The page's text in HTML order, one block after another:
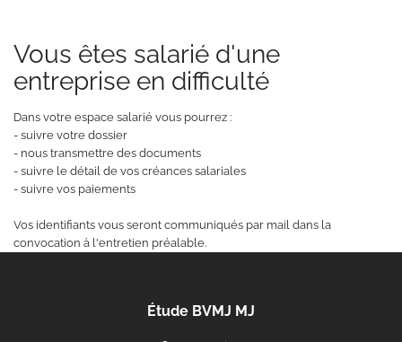
Vous êtes salarié d'une
entreprise en difficulté
Dans votre espace salarié vous pourrez :
- suivre votre dossier
- nous transmettre des documents
- suivre le détail de vos créances salariales
- suivre vos paiements
Vos identifiants vous seront communiqués par mail dans la
convocation à l'entretien préalable.
Étude BVMJ MJ